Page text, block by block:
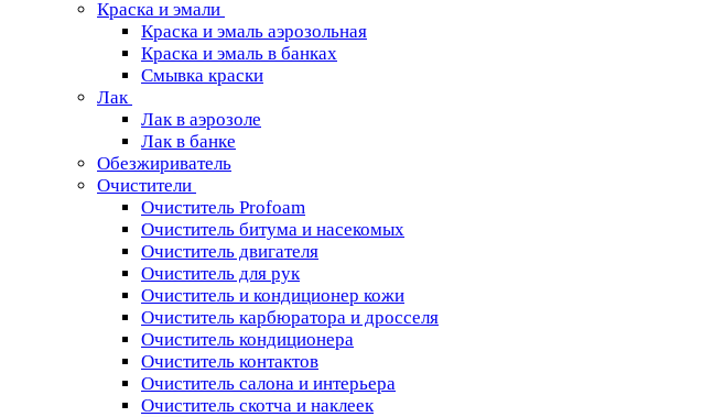
Краска и эмали
Краска и эмаль аэрозольная
Краска и эмаль в банках
Смывка краски
Лак
Лак в аэрозоле
Лак в банке
Обезжириватель
Очистители
Очиститель Profoam
Очиститель битума и насекомых
Очиститель двигателя
Очиститель для рук
Очиститель и кондиционер кожи
Очиститель карбюратора и дросселя
Очиститель кондиционера
Очиститель контактов
Очиститель салона и интерьера
Очиститель скотча и наклеек